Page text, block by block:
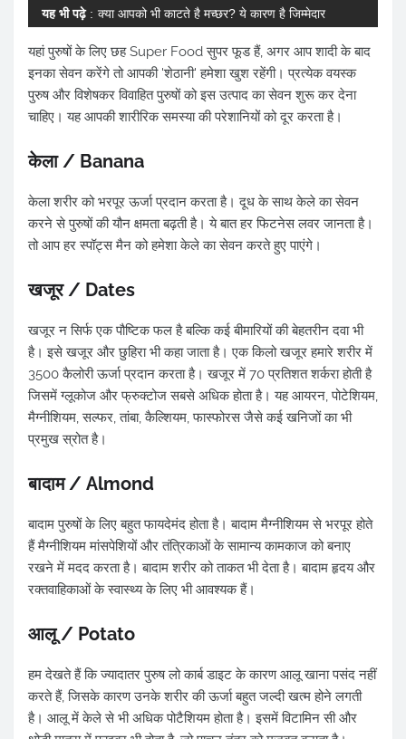
यह भी पढ़े: क्या आपको भी काटते है मच्छर? ये कारण है जिम्मेदार
यहां पुरुषों के लिए छह Super Food सुपर फूड हैं, अगर आप शादी के बाद
इनका सेवन करेंगे तो आपकी 'शेठानी' हमेशा खुश रहेंगी। प्रत्येक वयस्क
पुरुष और विशेषकर विवाहित पुरुषों को इस उत्पाद का सेवन शुरू कर देना
चाहिए। यह आपकी शारीरिक समस्या की परेशानियों को दूर करता है।
केला / Banana
केला शरीर को भरपूर ऊर्जा प्रदान करता है। दूध के साथ केले का सेवन
करने से पुरुषों की यौन क्षमता बढ़ती है। ये बात हर फिटनेस लवर जानता है।
तो आप हर स्पॉट्स मैन को हमेशा केले का सेवन करते हुए पाएंगे।
खजूर / Dates
खजूर न सिर्फ एक पौष्टिक फल है बल्कि कई बीमारियों की बेहतरीन दवा भी
है। इसे खजूर और छुहिरा भी कहा जाता है। एक किलो खजूर हमारे शरीर में
3500 कैलोरी ऊर्जा प्रदान करता है। खजूर में 70 प्रतिशत शर्करा होती है
जिसमें ग्लूकोज और फ्रुक्टोज सबसे अधिक होता है। यह आयरन, पोटेशियम,
मैग्नीशियम, सल्फर, तांबा, कैल्शियम, फास्फोरस जैसे कई खनिजों का भी
प्रमुख स्रोत है।
बादाम / Almond
बादाम पुरुषों के लिए बहुत फायदेमंद होता है। बादाम मैग्नीशियम से भरपूर होते
हैं मैग्नीशियम मांसपेशियों और तंत्रिकाओं के सामान्य कामकाज को बनाए
रखने में मदद करता है। बादाम शरीर को ताकत भी देता है। बादाम हृदय और
रक्तवाहिकाओं के स्वास्थ्य के लिए भी आवश्यक हैं।
आलू / Potato
हम देखते हैं कि ज्यादातर पुरुष लो कार्ब डाइट के कारण आलू खाना पसंद नहीं
करते हैं, जिसके कारण उनके शरीर की ऊर्जा बहुत जल्दी खत्म होने लगती
है। आलू में केले से भी अधिक पोटैशियम होता है। इसमें विटामिन सी और